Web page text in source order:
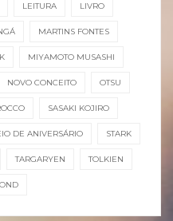
LEITURA LIVRO
MARTINS FONTES
MIYAMOTO MUSASHI
NOVO CONCEITO OTSU
SASAKI KOJIRO
DE ANIVERSÁRIO STARK
TARGARYEN TOLKIEN